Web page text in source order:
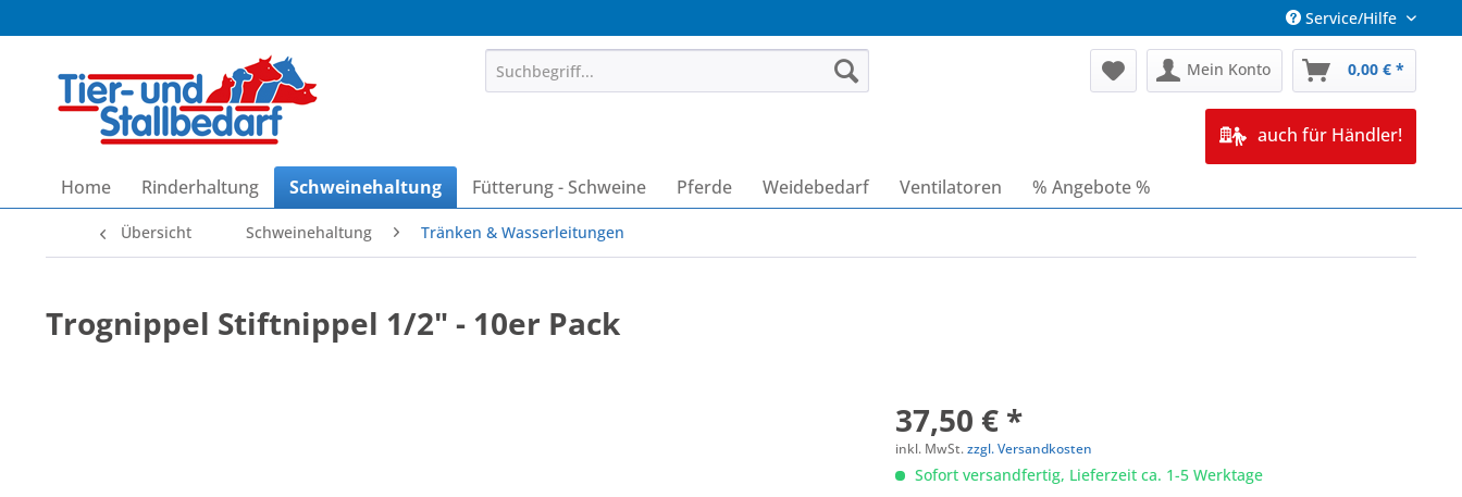
Service/Hilfe
Mein Konto 0,00 € *
auch für Händler!
Home Rinderhaltung Schweinehaltung Fütterung - Schweine Pferde Weidebedarf Ventilatoren % Angebote %
Übersicht Schweinehaltung Tränken & Wasserleitungen
Trognippel Stiftnippel 1/2" - 10er Pack
37,50 € *
inkl. MwSt.zzgl. Versandkosten
Sofort versandfertig, Lieferzeit ca. 1-5 Werktage